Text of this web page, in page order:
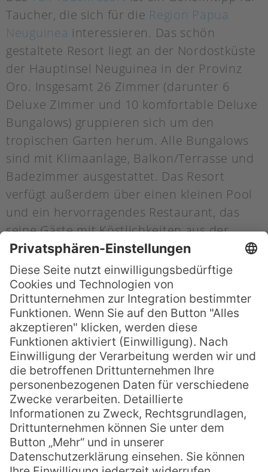
Taucher, die sich für die Region Papua
Neuguinea interessieren. Das schön
gestaltete Resort liegt an der Nordostküste
der Hauptinsel Neuguinea in der Provinz
Oro. Insgesamt 26 Zimmer (darunter 6
Deluxe Zimmer und 10 komfortable Deluxe
Bungalows) gruppieren sich um den
tropischen Garten herum. Alle Bungalows
sind mit Klimaanlage, Balkon/Terrasse und
Badezimmer ausgestattet. Das Resort
verfügt außerdem über einen kleinen Pool
und ein hervorragendes Restaurant, das
seine Gäste mit Köstlichkeiten aus der
polynesischen und internationalen Küche
verwöhnt.
Ursprünglichkeit und
Taucherlebnisse – Die
Besonderheiten des Tufi
Dive Resorts
Die Tauchgründe vor Papua Neuguinea
zählen zu den spektakulärsten Spots der
Welt. Das Team der hauseigenen PADI Basis